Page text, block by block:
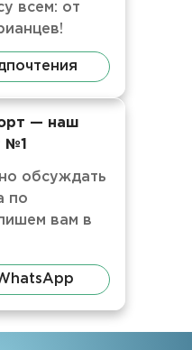
всем: от
— наш
№1
обсуждать
по
вам в